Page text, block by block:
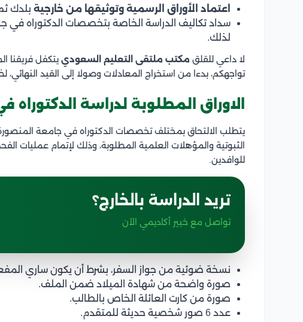
اعتماد الأوراق الرسمية وتوثيقها من خارجية بلدك
سداد تكاليف الدراسة الخاصة بتخصصات الدكتوراه في
لذلك.
لا داعي للقلق مكتب ملتقى التعليم السعودي يتكفل فريقنا
تواجهكم، بدءا من استخراج المعادلات وصولا إلى القيد النهائي،
الاوراق المطلوبة لدراسة
يتطلب الالتحاق بمختلف تخصصات الدكتوراه في جامعة
الثبوتية والمؤهلات العلمية المطلوبة، وذلك لإتمام عمليات
للوافدين.
تريد الدراسة بالخارج؟
تواصل مع خبير أكاديمي الآن
نسخة ضوئية من جواز السفر، بشرط أن يكون ساري
صورة واضحة من شهادة الميلاد ضمن الملف.
صورة من كارت العائلة الخاص بالطالب.
عدد 6 صور شخصية حديثة للمتقدم.